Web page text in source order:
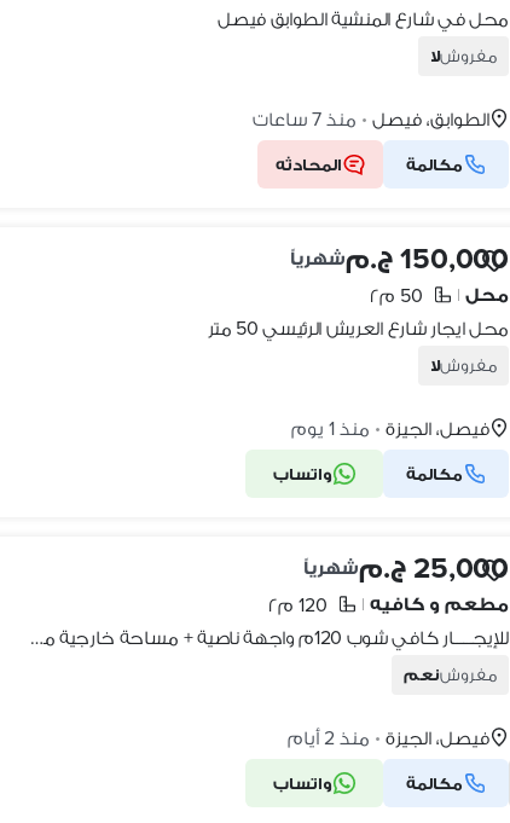
محل في شارع المنشية الطوابق فيصل
مفروشلا
الطوابق، فيصل • منذ 7 ساعات
مكالمة المحادثه
150,000 ج.م
شهرياً
محل |
50 م٢
محل ايجار شارع العريش الرئيسي 50 متر
مفروشلا
فيصل، الجيزة • منذ 1 يوم
مكالمة واتساب
25,000 ج.م
شهرياً
مطعم و كافيه |
120 م٢
للإيجــــــار كافي شوب 120م واجهة ناصية + مساحة خارجية مفروش ومجهز بجميع المعدات
مفروشنعم
فيصل، الجيزة • منذ 2 أيام
مكالمة واتساب